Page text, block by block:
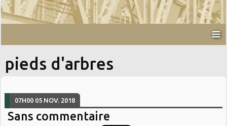
pieds d'arbres
07H00 05 NOV. 2018
Sans commentaire